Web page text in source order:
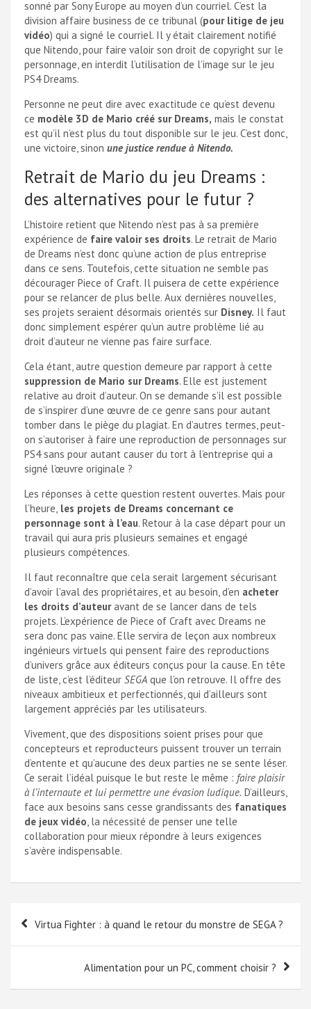
sonné par Sony Europe au moyen d’un courriel. C’est la
division affaire business de ce tribunal (pour litige de jeu
vidéo) qui a signé le courriel. Il y était clairement notifié
que Nitendo, pour faire valoir son droit de copyright sur le
personnage, en interdit l’utilisation de l’image sur le jeu
PS4 Dreams.
Personne ne peut dire avec exactitude ce qu’est devenu
ce modèle 3D de Mario créé sur Dreams, mais le constat
est qu’il n’est plus du tout disponible sur le jeu. C’est donc,
une victoire, sinon une justice rendue à Nitendo.
Retrait de Mario du jeu Dreams :
des alternatives pour le futur ?
L’histoire retient que Nitendo n’est pas à sa première
expérience de faire valoir ses droits. Le retrait de Mario
de Dreams n’est donc qu’une action de plus entreprise
dans ce sens. Toutefois, cette situation ne semble pas
décourager Piece of Craft. Il puisera de cette expérience
pour se relancer de plus belle. Aux dernières nouvelles,
ses projets seraient désormais orientés sur Disney. Il faut
donc simplement espérer qu’un autre problème lié au
droit d’auteur ne vienne pas faire surface.
Cela étant, autre question demeure par rapport à cette
suppression de Mario sur Dreams. Elle est justement
relative au droit d’auteur. On se demande s’il est possible
de s’inspirer d’une œuvre de ce genre sans pour autant
tomber dans le piège du plagiat. En d’autres termes, peut-
on s’autoriser à faire une reproduction de personnages sur
PS4 sans pour autant causer du tort à l’entreprise qui a
signé l’œuvre originale ?
Les réponses à cette question restent ouvertes. Mais pour
l’heure, les projets de Dreams concernant ce
personnage sont à l’eau. Retour à la case départ pour un
travail qui aura pris plusieurs semaines et engagé
plusieurs compétences.
Il faut reconnaître que cela serait largement sécurisant
d’avoir l’aval des propriétaires, et au besoin, d’en acheter
les droits d’auteuravant de se lancer dans de tels
projets. L’expérience de Piece of Craft avec Dreams ne
sera donc pas vaine. Elle servira de leçon aux nombreux
ingénieurs virtuels qui pensent faire des reproductions
d’univers grâce aux éditeurs conçus pour la cause. En tête
de liste, c’est l’éditeur SEGA que l’on retrouve. Il offre des
niveaux ambitieux et perfectionnés, qui d’ailleurs sont
largement appréciés par les utilisateurs.
Vivement, que des dispositions soient prises pour que
concepteurs et reproducteurs puissent trouver un terrain
d’entente et qu’aucune des deux parties ne se sente léser.
Ce serait l’idéal puisque le but reste le même : faire plaisir
à l’internaute et lui permettre une évasion ludique. D’ailleurs,
face aux besoins sans cesse grandissants des fanatiques
de jeux vidéo , la nécessité de penser une telle
collaboration pour mieux répondre à leurs exigences
s’avère indispensable.
Navigation
Virtua Fighter : à quand le retour du monstre de SEGA ?
Alimentation pour un PC, comment choisir ?